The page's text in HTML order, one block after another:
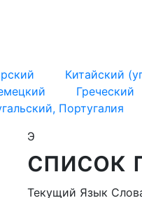
Китайский
Греческий
Португалия
Э
список
Текущий Язык